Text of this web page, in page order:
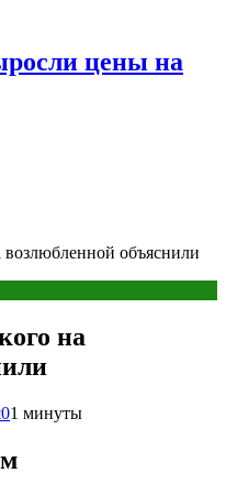
цены на
объяснили
на
01 минуты